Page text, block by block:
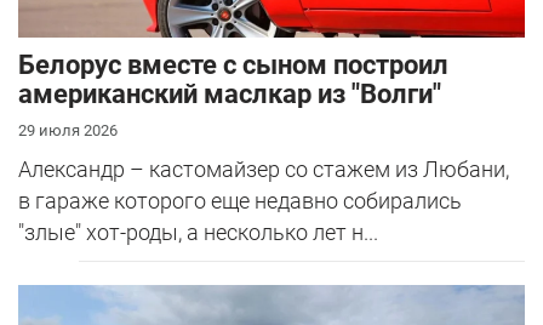
Белорус вместе с сыном построил
американский маслкар из "Волги"
29 июля 2026
Александр – кастомайзер со стажем из Любани,
в гараже которого еще недавно собирались
"злые" хот-роды, а несколько лет н...